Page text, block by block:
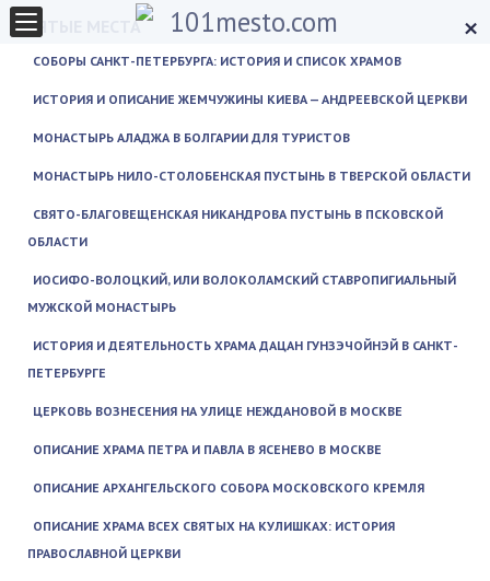
×
СВЯТЫЕ МЕСТА
СОБОРЫ САНКТ-ПЕТЕРБУРГА: ИСТОРИЯ И СПИСОК ХРАМОВ
ИСТОРИЯ И ОПИСАНИЕ ЖЕМЧУЖИНЫ КИЕВА — АНДРЕЕВСКОЙ ЦЕРКВИ
МОНАСТЫРЬ АЛАДЖА В БОЛГАРИИ ДЛЯ ТУРИСТОВ
МОНАСТЫРЬ НИЛО-СТОЛОБЕНСКАЯ ПУСТЫНЬ В ТВЕРСКОЙ ОБЛАСТИ
СВЯТО-БЛАГОВЕЩЕНСКАЯ НИКАНДРОВА ПУСТЫНЬ В ПСКОВСКОЙ
ОБЛАСТИ
ИОСИФО-ВОЛОЦКИЙ, ИЛИ ВОЛОКОЛАМСКИЙ СТАВРОПИГИАЛЬНЫЙ
МУЖСКОЙ МОНАСТЫРЬ
ИСТОРИЯ И ДЕЯТЕЛЬНОСТЬ ХРАМА ДАЦАН ГУНЗЭЧОЙНЭЙ В САНКТ-
ПЕТЕРБУРГЕ
ЦЕРКОВЬ ВОЗНЕСЕНИЯ НА УЛИЦЕ НЕЖДАНОВОЙ В МОСКВЕ
ОПИСАНИЕ ХРАМА ПЕТРА И ПАВЛА В ЯСЕНЕВО В МОСКВЕ
ОПИСАНИЕ АРХАНГЕЛЬСКОГО СОБОРА МОСКОВСКОГО КРЕМЛЯ
ОПИСАНИЕ ХРАМА ВСЕХ СВЯТЫХ НА КУЛИШКАХ: ИСТОРИЯ
ПРАВОСЛАВНОЙ ЦЕРКВИ